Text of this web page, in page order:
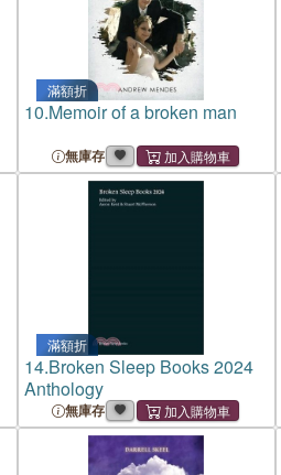
滿額折
10.Memoir of a broken man
無庫存
滿額折
14.Broken Sleep Books 2024
Anthology
無庫存